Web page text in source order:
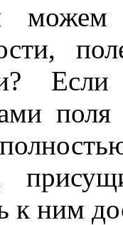
Если
к ним